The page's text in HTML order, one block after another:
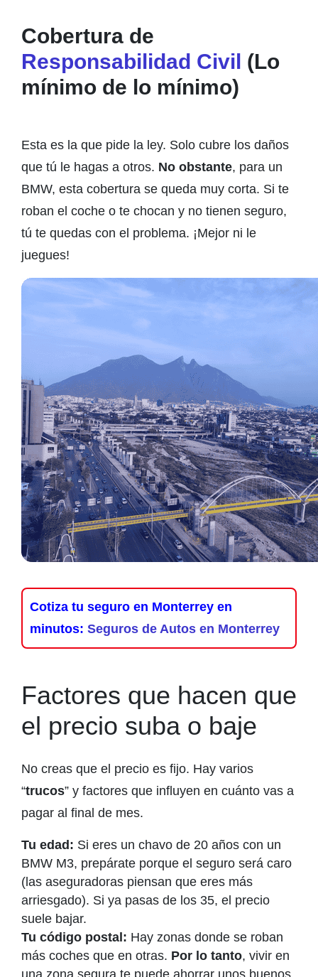
Cobertura de
Responsabilidad Civil (Lo
mínimo de lo mínimo)
Esta es la que pide la ley. Solo cubre los daños
que tú le hagas a otros. No obstante, para un
BMW, esta cobertura se queda muy corta. Si te
roban el coche o te chocan y no tienen seguro,
tú te quedas con el problema. ¡Mejor ni le
juegues!
Cotiza tu seguro en Monterrey en
minutos: Seguros de Autos en Monterrey
Factores que hacen que
el precio suba o baje
No creas que el precio es fijo. Hay varios
“trucos” y factores que influyen en cuánto vas a
pagar al final de mes.
Tu edad: Si eres un chavo de 20 años con un
BMW M3, prepárate porque el seguro será caro
(las aseguradoras piensan que eres más
arriesgado). Si ya pasas de los 35, el precio
suele bajar.
Tu código postal: Hay zonas donde se roban
más coches que en otras. Por lo tanto, vivir en